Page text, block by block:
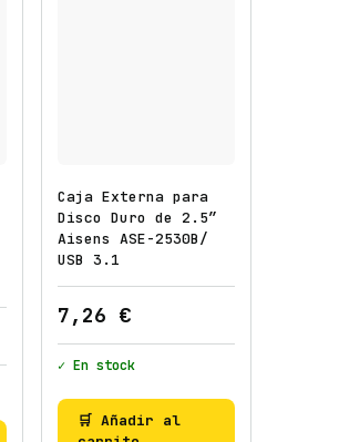
Caja Externa para
Disco Duro de 2.5″
Aisens ASE-2530B/
USB 3.1
7,26 €
✓ En stock
🛒 Añadir al